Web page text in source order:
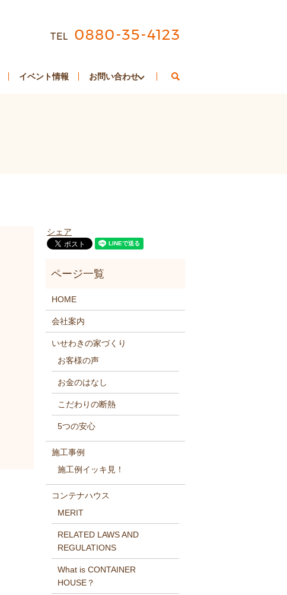
イベント情報 お問い合わせ
シェア
HOME
会社案内
いせわきの家づくり
お客様の声
お金のはなし
こだわりの断熱
5つの安心
施工事例
施工例イッキ見！
コンテナハウス
MERIT
RELATED LAWS AND
REGULATIONS
What is CONTAINER
HOUSE？